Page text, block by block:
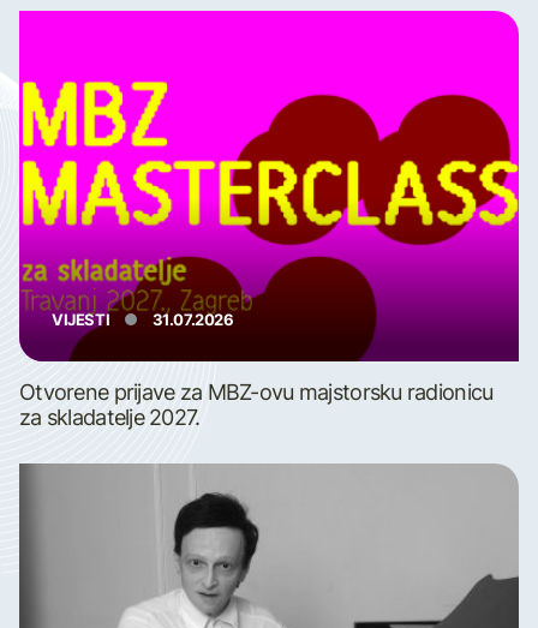
VIJESTI 31.07.2026
Otvorene prijave za MBZ-ovu majstorsku radionicu
za skladatelje 2027.